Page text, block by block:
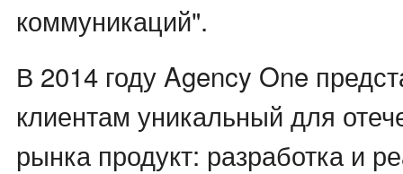
коммуникаций".
В 2014 году Agency One
клиентам уникальный для
рынка продукт: разработка и